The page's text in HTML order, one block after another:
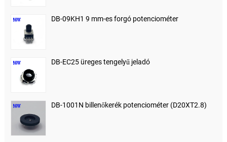
DB-09KH1 9 mm-es forgó potenciométer
DB-EC25 üreges tengelyű jeladó
DB-1001N billenőkerék potenciométer (D20XT2.8)